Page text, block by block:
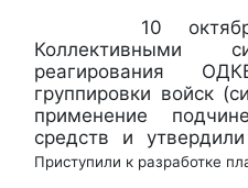
10 октября
Коллективными
реагирования
группировки войск
применение
средств и
Приступили к разработке